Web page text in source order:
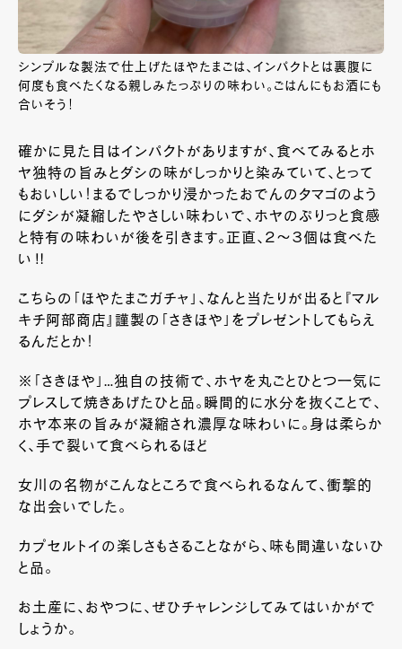
シンプルな製法で仕上げたほやたまごは、インパクトとは裏腹に
何度も食べたくなる親しみたっぷりの味わい。ごはんにもお酒にも
合いそう！
確かに見た目はインパクトがありますが、食べてみるとホ
ヤ独特の旨みとダシの味がしっかりと染みていて、とって
もおいしい！まるでしっかり浸かったおでんのタマゴのよう
にダシが凝縮したやさしい味わいで、ホヤのぷりっと食感
と特有の味わいが後を引きます。正直、２～３個は食べた
い‼
こちらの「ほやたまごガチャ」、なんと当たりが出ると『マル
キチ阿部商店』謹製の「さきほや」をプレゼントしてもらえ
るんだとか！
※「さきほや」…独自の技術で、ホヤを丸ごとひとつ一気に
プレスして焼きあげたひと品。瞬間的に水分を抜くことで、
ホヤ本来の旨みが凝縮され濃厚な味わいに。身は柔らか
く、手で裂いて食べられるほど
女川の名物がこんなところで食べられるなんて、衝撃的
な出会いでした。
カプセルトイの楽しさもさることながら、味も間違いないひ
と品。
お土産に、おやつに、ぜひチャレンジしてみてはいかがで
しょうか。